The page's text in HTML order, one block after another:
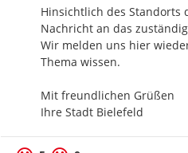
Hinsichtlich des Standorts
Nachricht an das
Wir melden uns hier
Thema wissen.
Mit freundlichen Grüßen
Ihre Stadt Bielefeld